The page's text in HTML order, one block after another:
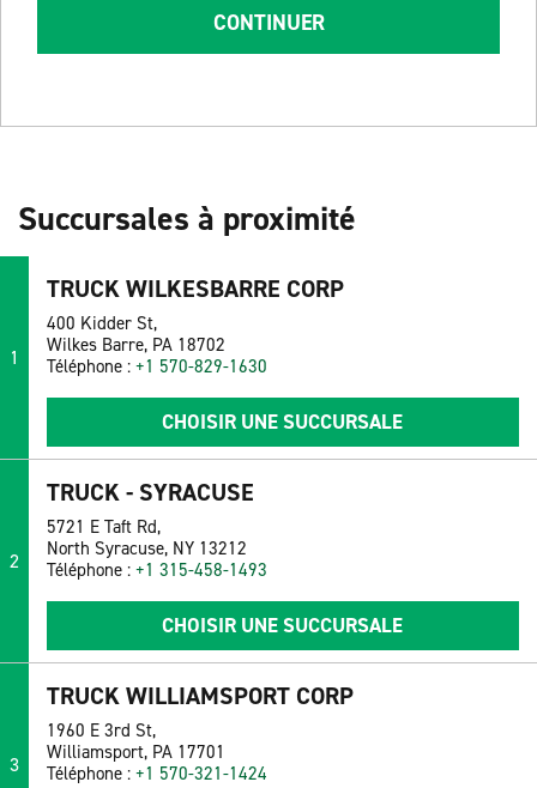
CONTINUER
Succursales à proximité
1
TRUCK WILKESBARRE CORP
400 Kidder St,
Wilkes Barre, PA 18702
Téléphone : +1 570-829-1630
CHOISIR UNE SUCCURSALE
2
TRUCK - SYRACUSE
5721 E Taft Rd,
North Syracuse, NY 13212
Téléphone : +1 315-458-1493
CHOISIR UNE SUCCURSALE
3
TRUCK WILLIAMSPORT CORP
1960 E 3rd St,
Williamsport, PA 17701
Téléphone : +1 570-321-1424